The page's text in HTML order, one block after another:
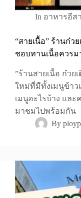
In อาหารอีส
“สายเนื้อ” ร้านก๋ว
ชอบทานเนื้อควรม
”ร้านสายเนื้อ ก๋วย
ใหม่ที่มีทั้งเมนูข้าว
เมนูอะไรบ้าง แล
มาชมไปพร้อมกัน
By